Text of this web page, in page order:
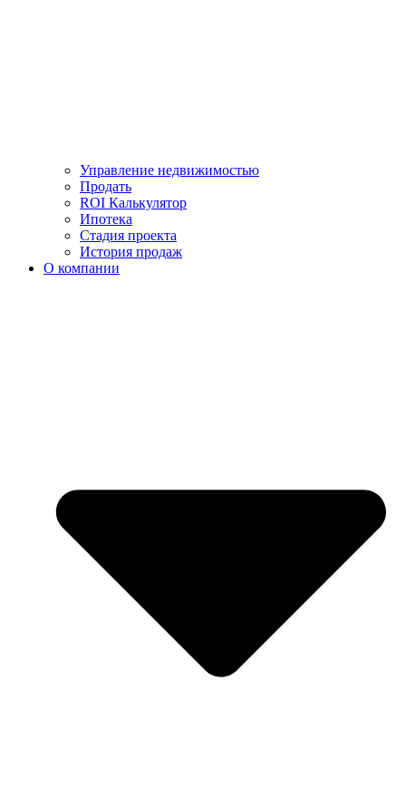
Управление недвижимостью
Продать
ROI Калькулятор
Ипотека
Стадия проекта
История продаж
О компании